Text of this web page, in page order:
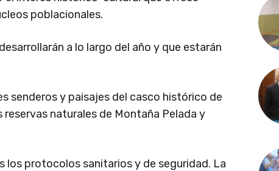
poblacionales.
a lo largo del año y que estarán
senderos y paisajes del casco histórico de
reservas naturales de Montaña Pelada y
los protocolos sanitarios y de seguridad. La